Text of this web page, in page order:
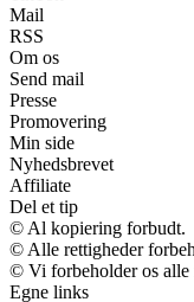
Mail
RSS
Om os
Send mail
Presse
Promovering
Min side
Nyhedsbrevet
Affiliate
Del et tip
© Al kopiering forbudt.
© Alle rettigheder
© Vi forbeholder os alle
Egne links